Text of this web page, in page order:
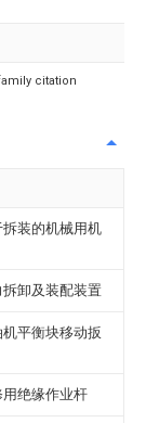
citation
装的机械用机
卸及装配装置
平衡块移动扳
用绝缘作业杆